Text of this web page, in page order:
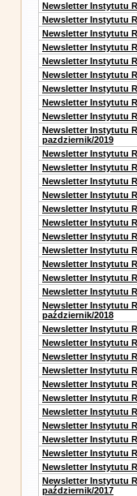
Newsletter Instytutu
Newsletter Instytutu
Newsletter Instytutu
Newsletter Instytutu
Newsletter Instytutu
Newsletter Instytutu
Newsletter Instytutu
Newsletter Instytutu
Newsletter Instytutu
Newsletter Instytutu
pazdziernik/2019
Newsletter Instytutu
Newsletter Instytutu
Newsletter Instytutu
Newsletter Instytutu
Newsletter Instytutu
Newsletter Instytutu
Newsletter Instytutu
Newsletter Instytutu
Newsletter Instytutu
Newsletter Instytutu
Newsletter Instytutu
Newsletter Instytutu
październik/2018
Newsletter Instytutu
Newsletter Instytutu
Newsletter Instytutu
Newsletter Instytutu
Newsletter Instytutu
Newsletter Instytutu
Newsletter Instytutu
Newsletter Instytutu
Newsletter Instytutu
Newsletter Instytutu
Newsletter Instytutu
Newsletter Instytutu
październik/2017